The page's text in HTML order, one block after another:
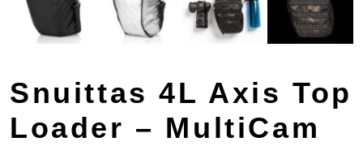
Snuittas 4L Axis Top
Loader – MultiCam